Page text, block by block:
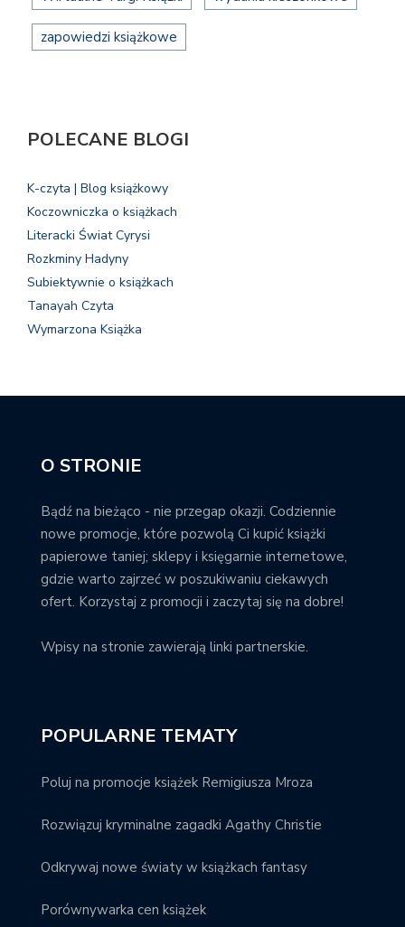
zapowiedzi książkowe
POLECANE BLOGI
K-czyta | Blog książkowy
Koczowniczka o książkach
Literacki Świat Cyrysi
Rozkminy Hadyny
Subiektywnie o książkach
Tanayah Czyta
Wymarzona Książka
O STRONIE
Bądź na bieżąco - nie przegap okazji. Codziennie
nowe promocje, które pozwolą Ci kupić książki
papierowe taniej; sklepy i księgarnie internetowe,
gdzie warto zajrzeć w poszukiwaniu ciekawych
ofert. Korzystaj z promocji i zaczytaj się na dobre!
Wpisy na stronie zawierają linki partnerskie.
POPULARNE TEMATY
Poluj na promocje książek Remigiusza Mroza
Rozwiązuj kryminalne zagadki Agathy Christie
Odkrywaj nowe światy w książkach fantasy
Porównywarka cen książek